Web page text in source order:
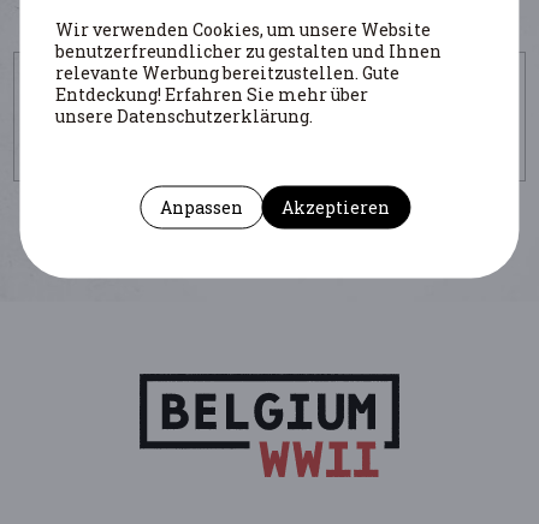
UM DIESE SEITE ZU ZITIEREN
Autor : Colignon Alain(Institution : CegeSoma)
Wir verwenden Cookies, um unsere Website
benutzerfreundlicher zu gestalten und Ihnen
relevante Werbung bereitzustellen. Gute
Entdeckung! Erfahren Sie mehr über
unsere Datenschutzerklärung.
Anpassen Akzeptieren